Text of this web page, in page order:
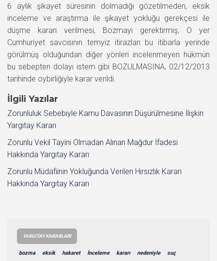
6 aylık şikayet süresinin dolmadığı gözetilmeden, eksik
inceleme ve araştırma ile şikayet yokluğu gerekçesi ile
düşme kararı verilmesi, Bozmayı gerektirmiş, O yer
Cumhuriyet savcısının temyiz itirazları bu itibarla yerinde
görülmüş olduğundan diğer yönleri incelenmeyen hükmün
bu sebepten dolayı istem gibi BOZULMASINA, 02/12/2013
tarihinde oybirliğiyle karar verildi.
İlgili Yazılar
Zorunluluk Sebebiyle Kamu Davasının Düşürülmesine İlişkin
Yargıtay Kararı
Zorunlu Vekil Tayini Olmadan Alınan Mağdur İfadesi
Hakkında Yargıtay Kararı
Zorunlu Müdafiinin Yokluğunda Verilen Hırsızlık Kararı
Hakkında Yargıtay Kararı
YARGITAY KARARLARI
bozma eksik hakaret İnceleme kararı nedeniyle suç